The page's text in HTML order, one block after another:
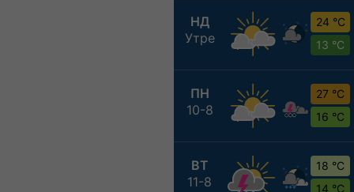
НД
Утре
24 °C
13 °C
ПН
10-8
27 °C
16 °C
ВТ
11-8
18 °C
14 °C